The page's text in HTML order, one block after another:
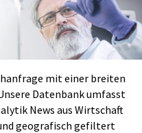
mit einer breiten
Datenbank umfasst
News aus Wirtschaft
geografisch gefiltert